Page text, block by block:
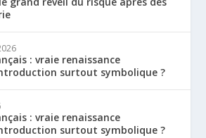
: vraie renaissance
surtout symbolique ?
: vraie renaissance
surtout symbolique ?